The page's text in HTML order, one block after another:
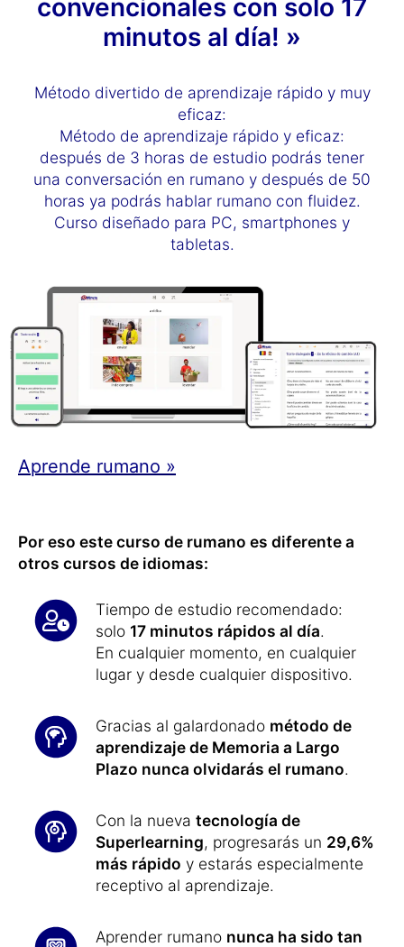
convencionales con solo 17
minutos al día! »
Método divertido de aprendizaje rápido y muy
eficaz:
Método de aprendizaje rápido y eficaz:
después de 3 horas de estudio podrás tener
una conversación en rumano y después de 50
horas ya podrás hablar rumano con fluidez.
Curso diseñado para PC, smartphones y
tabletas.
Aprende rumano »
Por eso este curso de rumano es diferente a
otros cursos de idiomas:
Tiempo de estudio recomendado:
solo 17 minutos rápidos al día.
En cualquier momento, en cualquier
lugar y desde cualquier dispositivo.
Gracias al galardonado método de
aprendizaje de Memoria a Largo
Plazo nunca olvidarás el rumano.
Con la nueva tecnología de
Superlearning, progresarás un 29,6%
más rápido y estarás especialmente
receptivo al aprendizaje.
Aprender rumano nunca ha sido tan